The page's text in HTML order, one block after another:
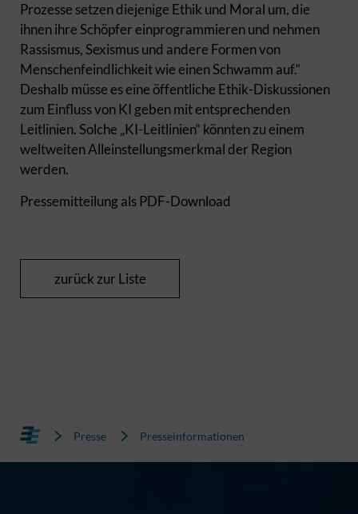
Prozesse setzen diejenige Ethik und Moral um, die
ihnen ihre Schöpfer einprogrammieren und nehmen
Rassismus, Sexismus und andere Formen von
Menschenfeindlichkeit wie einen Schwamm auf.“
Deshalb müsse es eine öffentliche Ethik-Diskussionen
zum Einfluss von KI geben mit entsprechenden
Leitlinien. Solche „KI-Leitlinien“ könnten zu einem
weltweiten Alleinstellungsmerkmal der Region
werden.
Pressemitteilung als PDF-Download
zurück zur Liste
Presse Presseinformationen